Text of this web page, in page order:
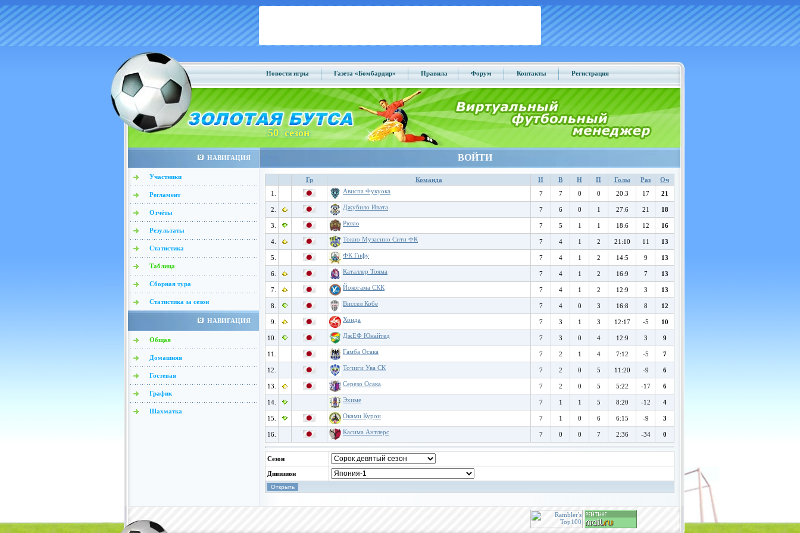
Новости игры Газета «Бомбардир» Правила Форум Контакты Регистрация
50 сезон
НАВИГАЦИЯ
Участники
Регламент
Отчёты
Результаты
Статистика
Таблица
Сборная тура
Статистика за сезон
НАВИГАЦИЯ
Общая
Домашняя
Гостевая
График
Шахматка
ВОЙТИ
Гр Команда И В Н П Голы Раз
Оч
1.
Ависпа Фукуока 7 7 0 0 20:3 17 21
2. Джубило Ивата 7 6 0 1 27:6 21 18
3. Рюкю 7 5 1 1 18:6 12 16
4. Токио Музасино Сити ФК 7 4 1 2 21:10 11 13
5. ФК Гифу 7 4 1 2 14:5 9 13
6. Каталлер Тояма 7 4 1 2 16:9 7 13
7. Йокогама СКК 7 4 1 2 12:9 3 13
8. Виссел Кобе 7 4 0 3 16:8 8 12
9. Хонда 7 3 1 3 12:17 -5 10
10. ДжЕФ Юнайтед 7 3 0 4 12:9 3 9
11. Гамба Осака 7 2 1 4 7:12 -5 7
12. Точиги Ува СК 7 2 0 5 11:20 -9 6
13. Серезо Осака 7 2 0 5 5:22 -17 6
14. Эхиме 7 1 1 5 8:20 -12 4
15. Оками Курои 7 1 0 6 6:15 -9 3
16. Касима Антлерс 7 0 0 7 2:36 -34 0
Сезон
Дивизион